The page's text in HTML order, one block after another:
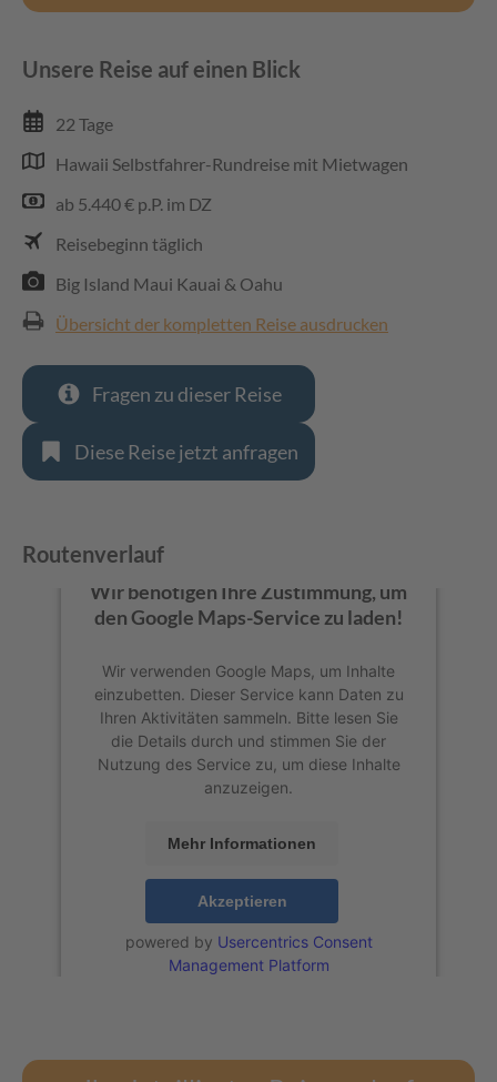
Unsere Reise auf einen Blick
22 Tage
Hawaii Selbstfahrer-Rundreise mit Mietwagen
ab 5.440 € p.P. im DZ
Reisebeginn täglich
Big Island Maui Kauai & Oahu
Übersicht der kompletten Reise ausdrucken
Fragen zu dieser Reise
Diese Reise jetzt anfragen
Routenverlauf
Wir benötigen Ihre Zustimmung, um
den Google Maps-Service zu laden!
Wir verwenden Google Maps, um Inhalte
einzubetten. Dieser Service kann Daten zu
Ihren Aktivitäten sammeln. Bitte lesen Sie
die Details durch und stimmen Sie der
Nutzung des Service zu, um diese Inhalte
anzuzeigen.
Mehr Informationen
Akzeptieren
powered by Usercentrics Consent
Management Platform